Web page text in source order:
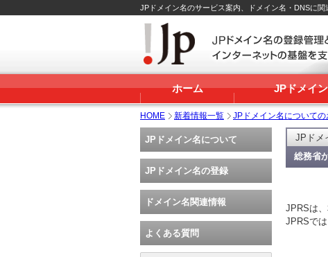
JPドメイン名のサービス案内、ドメイン名・DNSに関
ホーム JPドメイ
HOME 新着情報一覧 JPドメイン名について
JPドメ
総務省
JPRSは
JPRSで
JPドメイン名について
JPドメイン名の登録
ドメイン名関連情報
よくある質問